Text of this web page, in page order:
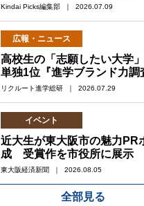
Kindai Picks編集部 ｜ 2026.07.09
広報・ニュース
高校生の「志願したい大学
単独1位『進学ブランド力調
リクルート進学総研 ｜ 2026.07.29
イベント
近大生が東大阪市の魅力PR
成 受賞作を市役所に展示
東大阪経済新聞 ｜ 2026.08.05
全部見る